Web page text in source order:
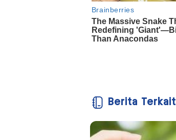
Berita Terkait